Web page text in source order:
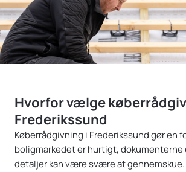
Hvorfor vælge
Frederikssund
Køberrådgivning i Frederikssund gør en
boligmarkedet er hurtigt, dokumenterne
detaljer kan være svære at gennemskue.